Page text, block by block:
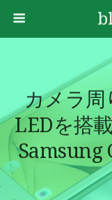
カメラ周
LEDを搭
Samsung